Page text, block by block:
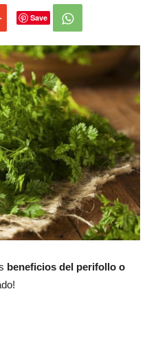
Save
beneficios del perifollo o